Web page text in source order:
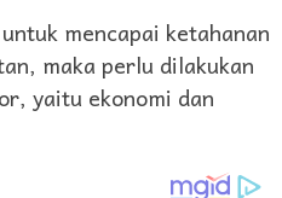
mencapai ketahanan
maka perlu dilakukan
yaitu ekonomi dan